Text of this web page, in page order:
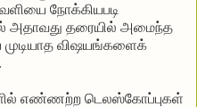
நோக்கியபடி
அதாவது தரையில் அமைந்த
முடியாத விஷயங்களைக்
.
எண்ணற்ற டெலஸ்கோப்புகள்